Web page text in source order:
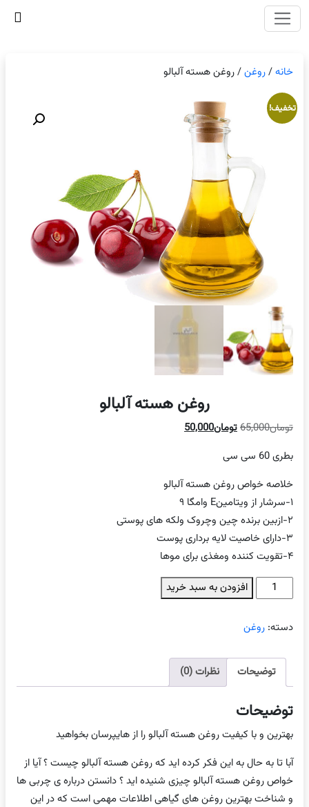
اصلی
خانه/روغن/ روغن هسته آلبالو
تخفیف!
روغن هسته آلبالو
تومان65,000قیمت
بود.
تومان50,000قیمت
است.
بطری 60 سی سی
خلاصه خواص روغن هسته آلبالو
۱-سرشار از ویتامینE وامگا ۹
۲-ازبین برنده چین وچروک ولکه های پوستی
۳-دارای خاصیت لایه برداری پوست
۴-تقویت کننده ومغذی برای موها
روغن
هسته
آلبالو
افزودن به سبد خرید
دسته:روغن
توضیحات نظرات (0)
توضیحات
بهترین و با کیفیت روغن هسته آلبالو را از هایپرسان بخواهید
آبا تا به حال به این فکر کرده اید که روغن هسته آلبالو چیست ؟ آیا از
خواص روغن هسته آلبالو چیزی شنیده اید ؟ دانستن درباره ی چربی ها
و شناخت بهترین روغن های گیاهی اطلاعات مهمی است که در این